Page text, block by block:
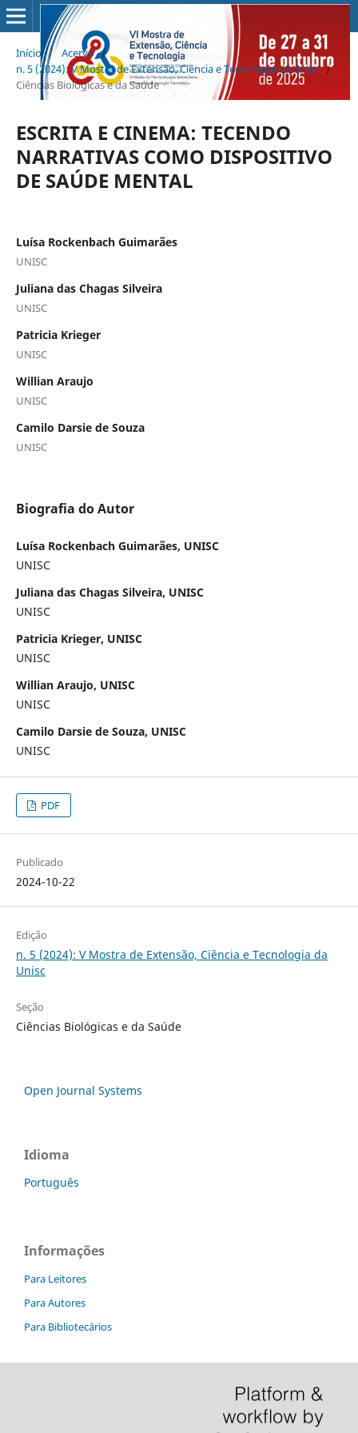
Início / Acervo /
n. 5 (2024): V Mostra de Extensão, Ciência e Tecnologia da Unisc /
Ciências Biológicas e da Saúde
ESCRITA E CINEMA: TECENDO
NARRATIVAS COMO DISPOSITIVO
DE SAÚDE MENTAL
Luísa Rockenbach Guimarães
UNISC
Juliana das Chagas Silveira
UNISC
Patricia Krieger
UNISC
Willian Araujo
UNISC
Camilo Darsie de Souza
UNISC
Biografia do Autor
Luísa Rockenbach Guimarães, UNISC
UNISC
Juliana das Chagas Silveira, UNISC
UNISC
Patricia Krieger, UNISC
UNISC
Willian Araujo, UNISC
UNISC
Camilo Darsie de Souza, UNISC
UNISC
PDF
Publicado
2024-10-22
Edição
n. 5 (2024): V Mostra de Extensão, Ciência e Tecnologia da
Unisc
Seção
Ciências Biológicas e da Saúde
Open Journal Systems
Idioma
Português
Informações
Para Leitores
Para Autores
Para Bibliotecários